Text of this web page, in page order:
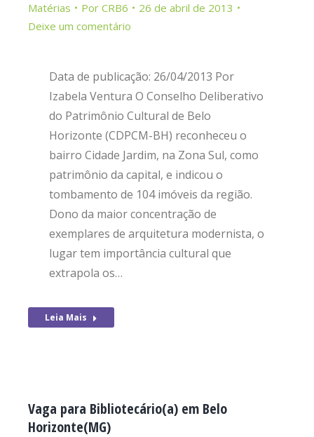
Matérias Por CRB6
26 de abril de 2013
Deixe um comentário
Data de publicação: 26/04/2013 Por
Izabela Ventura O Conselho Deliberativo
do Patrimônio Cultural de Belo
Horizonte (CDPCM-BH) reconheceu o
bairro Cidade Jardim, na Zona Sul, como
patrimônio da capital, e indicou o
tombamento de 104 imóveis da região.
Dono da maior concentração de
exemplares de arquitetura modernista, o
lugar tem importância cultural que
extrapola os…
Leia Mais
Vaga para Bibliotecário(a) em Belo
Horizonte(MG)